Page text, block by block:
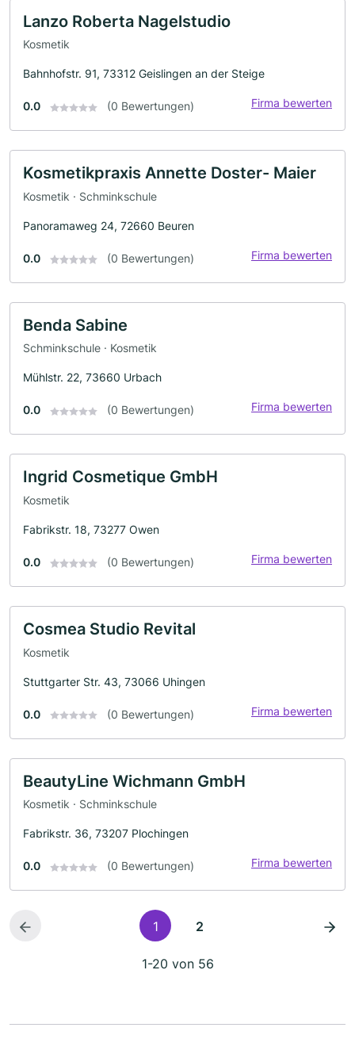
Lanzo Roberta Nagelstudio
Kosmetik
Bahnhofstr. 91, 73312 Geislingen an der Steige
0.0 (0 Bewertungen) Firma bewerten
Kosmetikpraxis Annette Doster- Maier
Kosmetik · Schminkschule
Panoramaweg 24, 72660 Beuren
0.0 (0 Bewertungen) Firma bewerten
Benda Sabine
Schminkschule · Kosmetik
Mühlstr. 22, 73660 Urbach
0.0 (0 Bewertungen) Firma bewerten
Ingrid Cosmetique GmbH
Kosmetik
Fabrikstr. 18, 73277 Owen
0.0 (0 Bewertungen) Firma bewerten
Cosmea Studio Revital
Kosmetik
Stuttgarter Str. 43, 73066 Uhingen
0.0 (0 Bewertungen) Firma bewerten
BeautyLine Wichmann GmbH
Kosmetik · Schminkschule
Fabrikstr. 36, 73207 Plochingen
0.0 (0 Bewertungen) Firma bewerten
1 2
1-20 von 56